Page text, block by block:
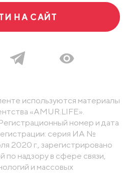
НА САЙТ
используются материалы
«AMUR.LIFE».
номер и дата
серия ИА №
2020 г., зарегистрировано
надзору в сфере связи,
и массовых